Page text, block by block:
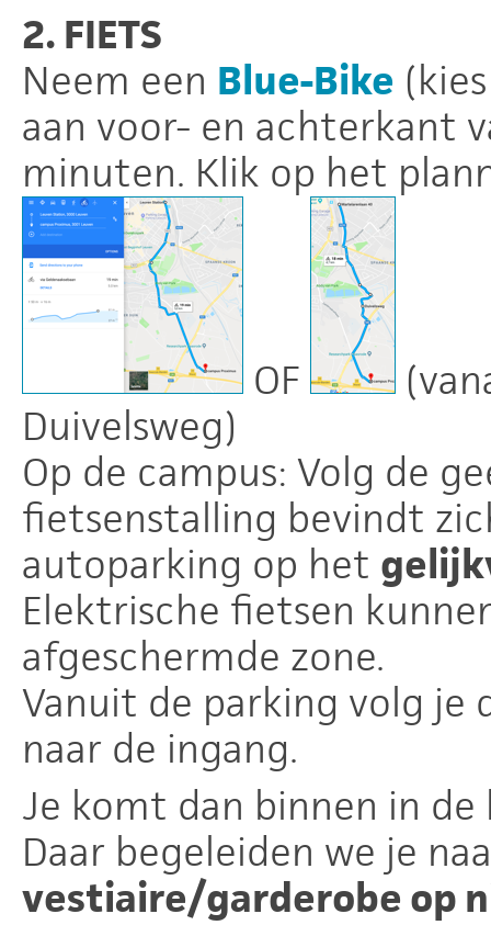
2. FIETS
Neem een Blue-Bike
aan voor- en achterkant
minuten. Klik op het
OF
Duivelsweg)
Op de campus: Volg de
fietsenstalling bevindt
autoparking op het
Elektrische fietsen
afgeschermde zone.
Vanuit de parking volg je
naar de ingang.
Je komt dan binnen in
Daar begeleiden we je
vestiaire/garderobe op